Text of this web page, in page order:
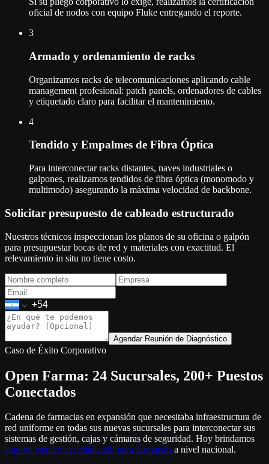
oficial de nodos con equipo Fluke entregando el reporte.
3
Armado y ordenamiento de racks
Organizamos racks de telecomunicaciones aplicando cable
management profesional: patch panels, ordenadores de cables
y etiquetado claro para facilitar el mantenimiento.
4
Tendido y Empalmes de Fibra Óptica
Para interconectar racks distantes, naves industriales o
galpones, realizamos tendidos de fibra óptica (monomodo y
multimodo) asegurando la máxima velocidad de backbone.
Solicitar presupuesto de cableado estructurado
Nuestros técnicos inspeccionan los planos de su oficina o galpón
para presupuestar bocas de red y materiales con exactitud. El
relevamiento in situ no tiene costo.
Agendar Reunión de Diagnóstico
Caso de Éxito Corporativo
Open Farma: 24 Sucursales, 200+ Puestos
Conectados
Cadena de farmacias en expansión que necesitaba infraestructura de
red uniforme en todas sus nuevas sucursales para interconectar sus
sistemas de gestión, cajas y cámaras de seguridad. Hoy brindamos
soporte técnico especializado para farmacias a nivel nacional.